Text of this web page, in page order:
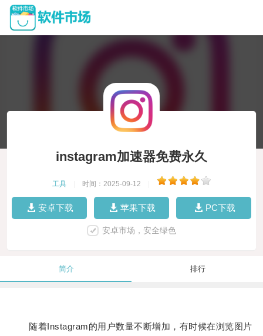
instagram加速器免费永久
工具 时间：2025-09-12
安卓下载 苹果下载 PC下载
安卓市场，安全绿色
简介 排行
随着Instagram的用户数量不断增加，有时候在浏览图片